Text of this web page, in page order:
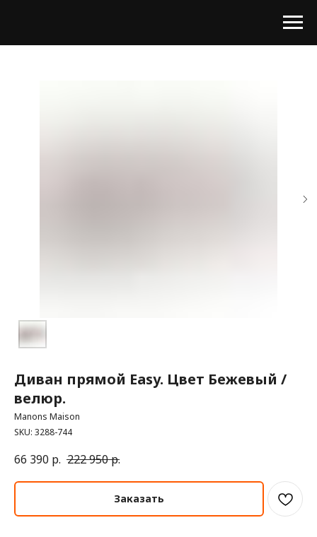
Диван прямой Easy. Цвет Бежевый /
велюр.
Manons Maison
SKU: 3288-744
66 390 р. 222 950р.
Заказать